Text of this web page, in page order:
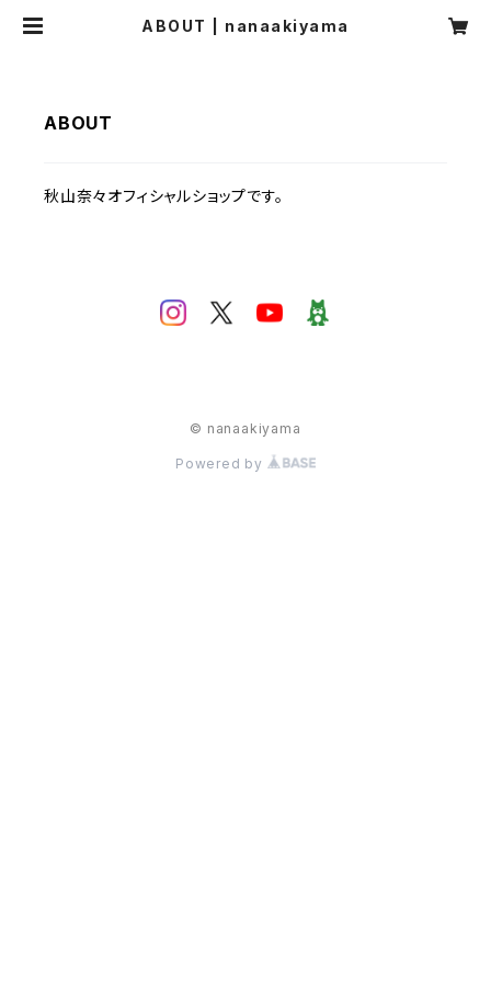
ABOUT | nanaakiyama
ABOUT
秋山奈々オフィシャルショップです。
© nanaakiyama
Powered by